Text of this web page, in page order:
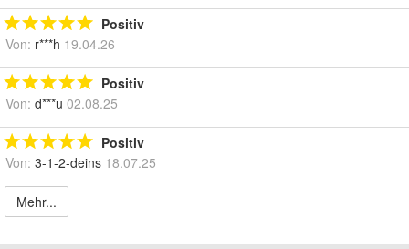
Positiv
Von: r***h 19.04.26
Positiv
Von: d***u 02.08.25
Positiv
Von: 3-1-2-deins 18.07.25
Mehr...